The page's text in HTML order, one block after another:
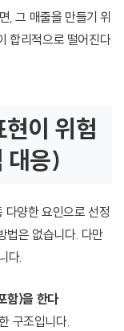
, 그 매출을 만들기 위
합리적으로 떨어진다
현이 위험
대응)
다양한 요인으로 선정
법은 없습니다. 다만
다.
함)을 한다
구조입니다.